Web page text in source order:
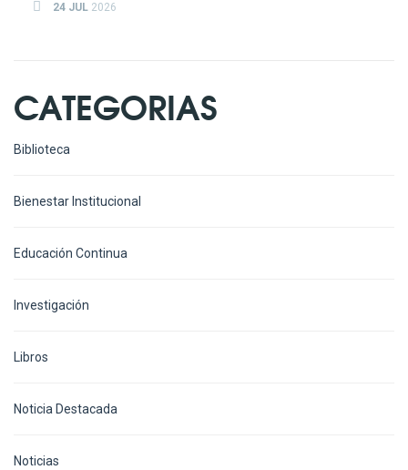
24 JUL 2026
CATEGORIAS
Biblioteca
Bienestar Institucional
Educación Continua
Investigación
Libros
Noticia Destacada
Noticias